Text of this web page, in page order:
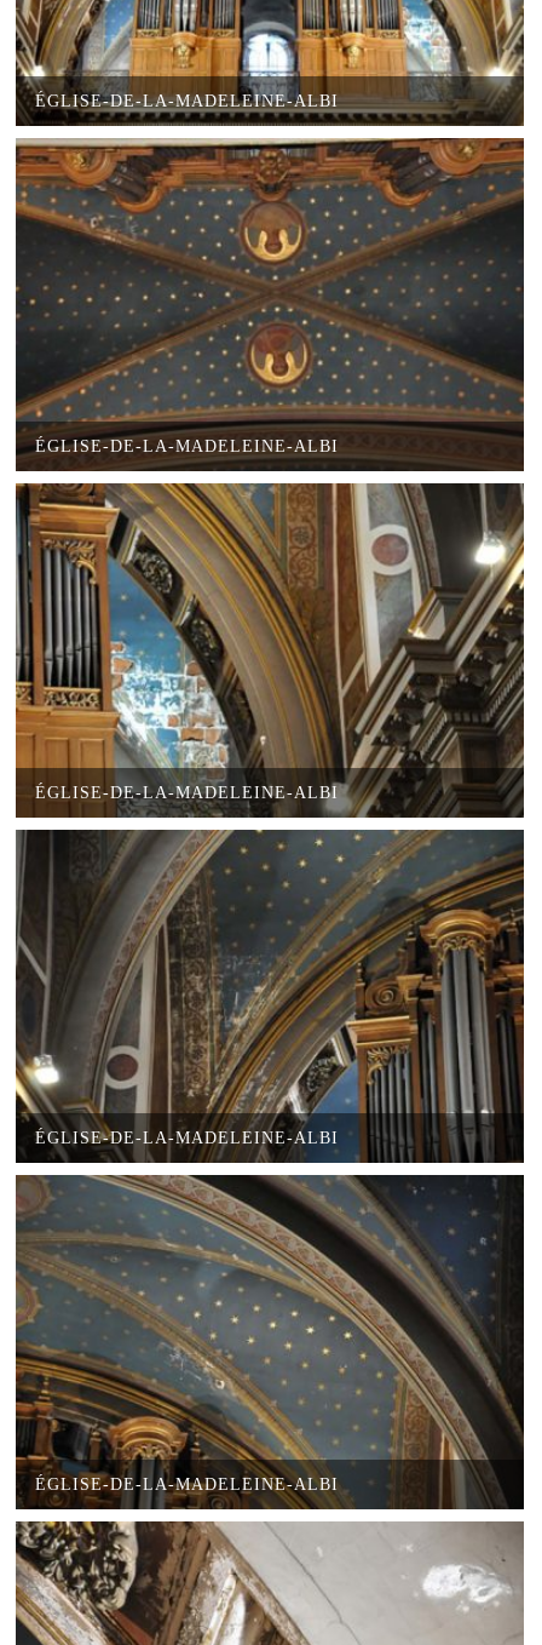
ÉGLISE-DE-LA-MADELEINE-ALBI
ÉGLISE-DE-LA-MADELEINE-ALBI
ÉGLISE-DE-LA-MADELEINE-ALBI
ÉGLISE-DE-LA-MADELEINE-ALBI
ÉGLISE-DE-LA-MADELEINE-ALBI